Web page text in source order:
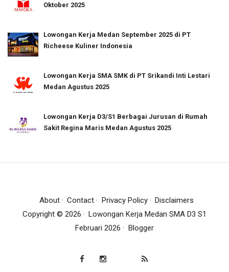
Oktober 2025
Lowongan Kerja Medan September 2025 di PT
Richeese Kuliner Indonesia
Lowongan Kerja SMA SMK di PT Srikandi Inti Lestari
Medan Agustus 2025
Lowongan Kerja D3/S1 Berbagai Jurusan di Rumah
Sakit Regina Maris Medan Agustus 2025
About Contact Privacy Policy
Disclaimers
Copyright © 2026
Lowongan Kerja Medan SMA D3 S1
Februari 2026
Blogger